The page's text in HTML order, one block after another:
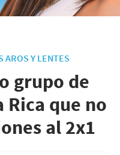
AROS Y LENTES
grupo de
Rica que no
al 2x1